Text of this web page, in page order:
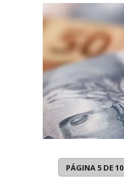
PÁGINA 5 DE 10